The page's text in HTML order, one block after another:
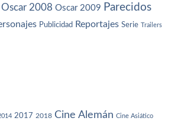
Oscar 2008 Oscar 2009 Parecidos
Publicidad Reportajes Serie Trailers
2017 2018 Cine Alemán Cine Asiático